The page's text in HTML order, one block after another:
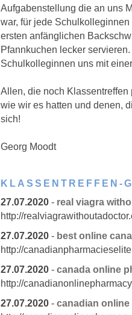
Aufgabenstellung die an uns
war, für jede
ersten anfänglichen
Pfannkuchen lecker
Schulkolleginnen uns mit
Allen, die noch
wie wir es hatten und denen,
sich!
Georg Moodt
KLASSENTREFFEN-
27.07.2020 - real viagra
http://
27.07.2020 - best online
http://
27.07.2020 - canada online
http://
27.07.2020 - canadian